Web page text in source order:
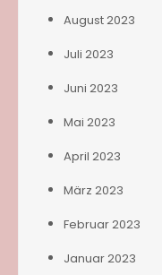
August 2023
Juli 2023
Juni 2023
Mai 2023
April 2023
März 2023
Februar 2023
Januar 2023